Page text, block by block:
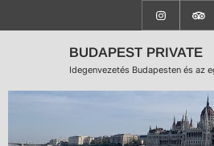
BUDAPEST PRIVATE
Idegenvezetés Budapesten és az